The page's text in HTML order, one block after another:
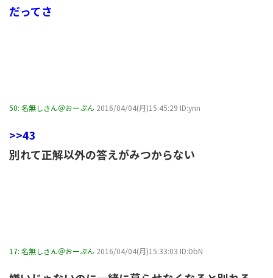
だってさ
50: 名無しさん＠おーぷん 2016/04/04(月)15:45:29 ID:ynn
>>43
別れて正解以外の答えがみつからない
17: 名無しさん＠おーぷん 2016/04/04(月)15:33:03 ID:DbN